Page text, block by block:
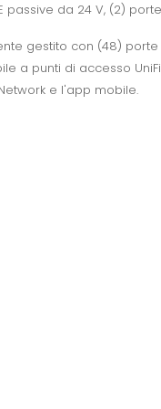
da 24 V, (2) porte
gestito con (48)
a punti di accesso
e l'app mobile.